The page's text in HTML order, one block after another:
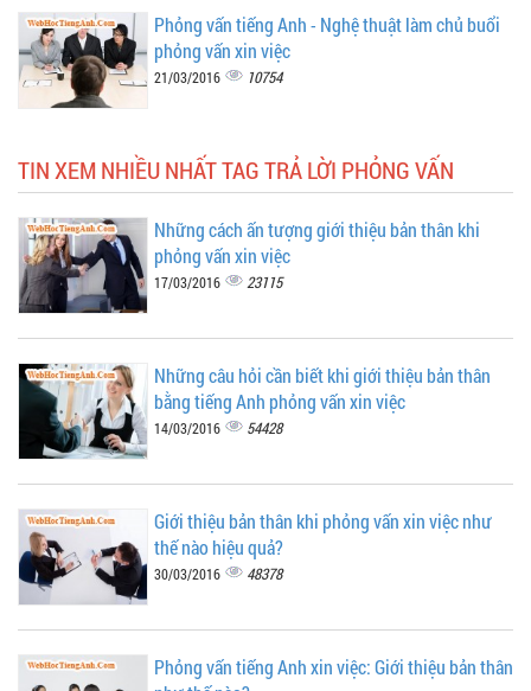
Phỏng vấn tiếng Anh - Nghệ thuật làm chủ buổi
phỏng vấn xin việc
21/03/2016 10754
TIN XEM NHIỀU NHẤT TAG TRẢ LỜI PHỎNG VẤN
Những cách ấn tượng giới thiệu bản thân khi
phỏng vấn xin việc
17/03/2016 23115
Những câu hỏi cần biết khi giới thiệu bản thân
bằng tiếng Anh phỏng vấn xin việc
14/03/2016 54428
Giới thiệu bản thân khi phỏng vấn xin việc như
thế nào hiệu quả?
30/03/2016 48378
Phỏng vấn tiếng Anh xin việc: Giới thiệu bản thân